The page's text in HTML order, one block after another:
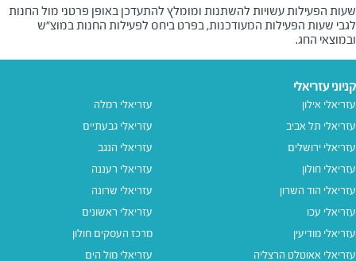
שעות הפעילות עשויות להשתנות ומומלץ להתעדכן באופן פרטני מול החנות
לגבי שעות הפעילות המעודכנות, בפרט ביחס לפעילות החנות במוצ"ש
ובמוצאי החג.
קניוני עזריאלי
עזריאלי אילון
עזריאלי תל אביב
עזריאלי ירושלים
עזריאלי חולון
עזריאלי הוד השרון
עזריאלי עכו
עזריאלי מודיעין
עזריאלי אאוטלט הרצליה
עזריאלי רמלה
עזריאלי גבעתיים
עזריאלי הנגב
עזריאלי רעננה
עזריאלי שרונה
עזריאלי ראשונים
מרכז העסקים חולון
עזריאלי מול הים